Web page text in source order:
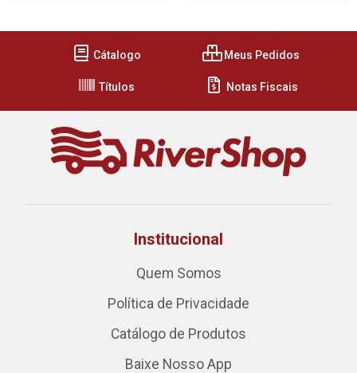
Cátalogo Meus Pedidos
Títulos Notas Fiscais
Institucional
Quem Somos
Política de Privacidade
Catálogo de Produtos
Baixe Nosso App